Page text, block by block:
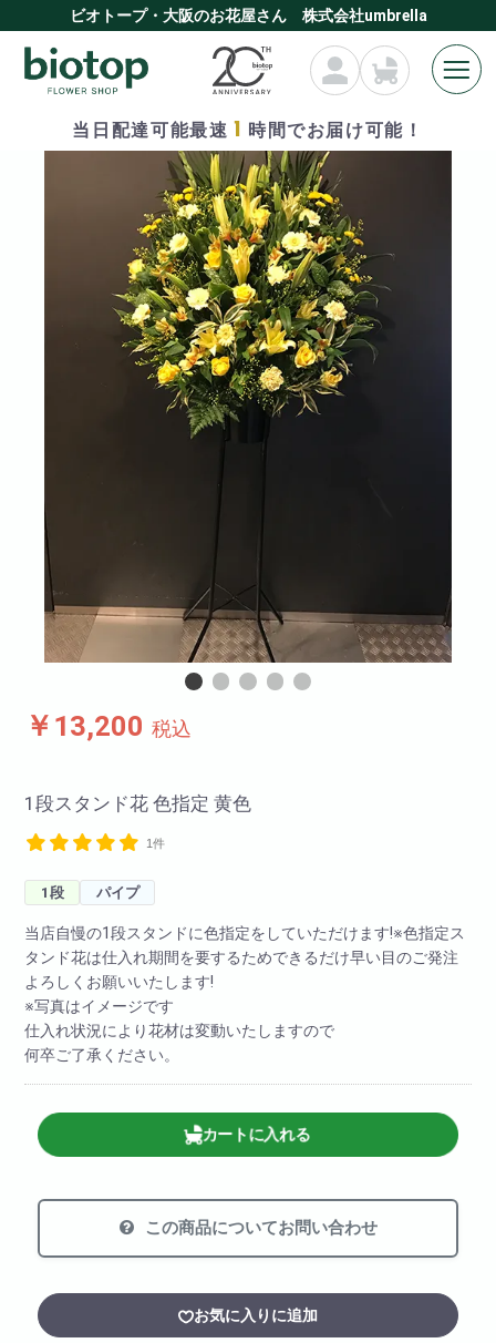
ビオトープ・大阪のお花屋さん 株式会社umbrella
当日配達可能最速 1 時間でお届け可能！
￥13,200 税込
1段スタンド花 色指定 黄色
1件
1段 パイプ
当店自慢の1段スタンドに色指定をしていただけます!※色指定ス
タンド花は仕入れ期間を要するためできるだけ早い目のご発注
よろしくお願いいたします!
※写真はイメージです
仕入れ状況により花材は変動いたしますので
何卒ご了承ください。
カートに入れる
この商品についてお問い合わせ
お気に入りに追加